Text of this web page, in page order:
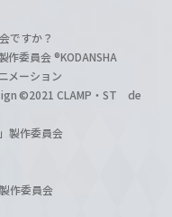
ですか？
委員会 ®KODANSHA
メーション
©2021 CLAMP・ST de
製作委員会
作委員会